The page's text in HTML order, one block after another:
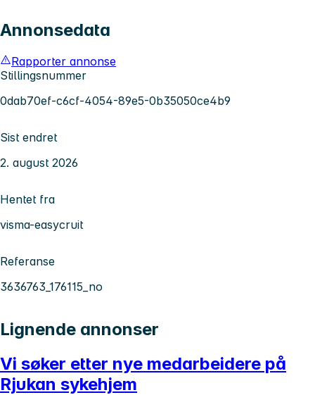
Annonsedata
Rapporter annonse
Stillingsnummer
0dab70ef-c6cf-4054-89e5-0b35050ce4b9
Sist endret
2. august 2026
Hentet fra
visma-easycruit
Referanse
3636763_176115_no
Lignende annonser
Vi søker etter nye medarbeidere på
Rjukan sykehjem